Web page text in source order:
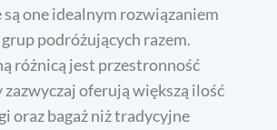
są one idealnym rozwiązaniem
podróżujących razem.
różnicą jest przestronność
oferują większą ilość
oraz bagaż niż tradycyjne